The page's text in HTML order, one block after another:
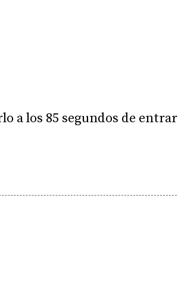
a los 85 segundos de entrar